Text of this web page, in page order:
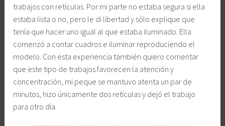
trabajos con retículas. Por mi parte no estaba segura si ella
estaba lista o no, pero le di libertad y sólo explique que
tenía que hacer uno igual al que estaba iluminado. Ella
comenzó a contar cuadros e iluminar reproduciendo el
modelo. Con esta experiencia también quiero comentar
que este tipo de trabajos favorecen la atención y
concentración, mi peque se mantuvo atenta un par de
minutos, hizo únicamente dos retículas y dejó el trabajo
para otro día.